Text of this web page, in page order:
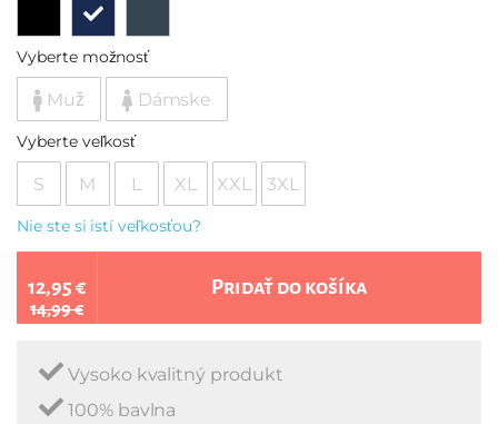
Vyberte možnosť
Muž Dámske
Vyberte veľkosť
S M L XL XXL 3XL
Nie ste si istí veľkosťou?
12,95 €
14,99 €
Pridať do košíka
Vysoko kvalitný produkt
100% bavlna